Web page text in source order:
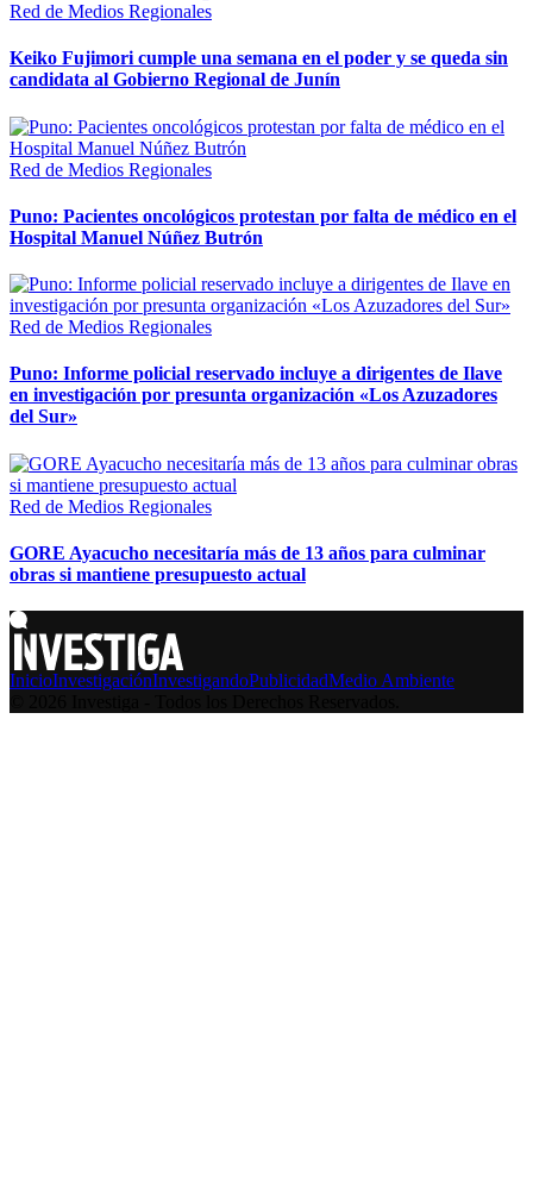
Red de Medios Regionales
Keiko Fujimori cumple una semana en el poder y se queda sin
candidata al Gobierno Regional de Junín
Red de Medios Regionales
Puno: Pacientes oncológicos protestan por falta de médico en el
Hospital Manuel Núñez Butrón
Red de Medios Regionales
Puno: Informe policial reservado incluye a dirigentes de Ilave
en investigación por presunta organización «Los Azuzadores
del Sur»
Red de Medios Regionales
GORE Ayacucho necesitaría más de 13 años para culminar
obras si mantiene presupuesto actual
InicioInvestigaciónInvestigandoPublicidadMedio Ambiente